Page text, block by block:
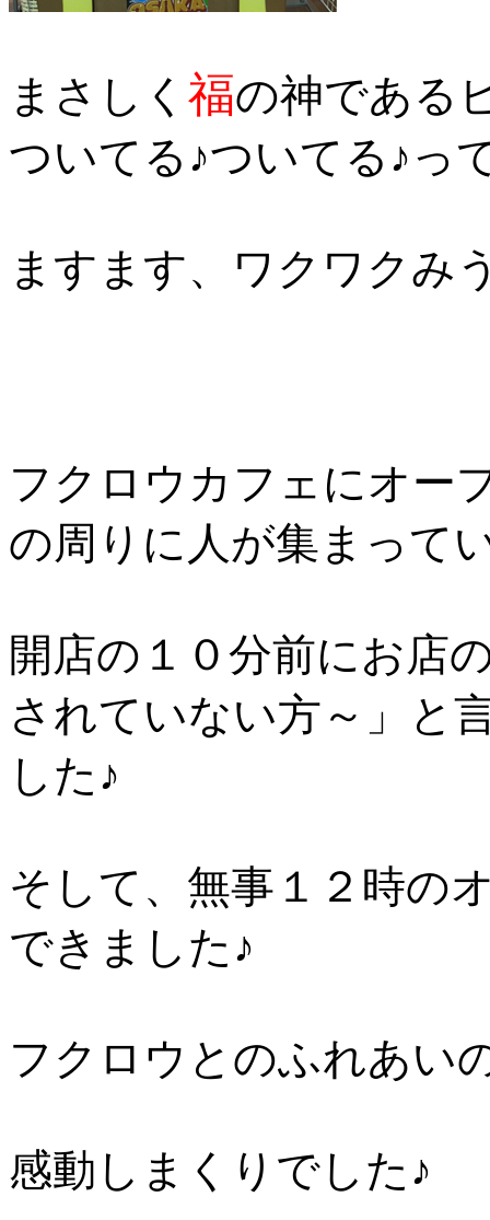
まさしく 福の神である
ついてる♪ついてる♪っ
ますます、ワクワクみ
フクロウカフェにオー
の周りに人が集まって
開店の１０分前にお店
されていない方～」と
した♪
そして、無事１２時の
できました♪
フクロウとのふれあい
感動しまくりでした♪